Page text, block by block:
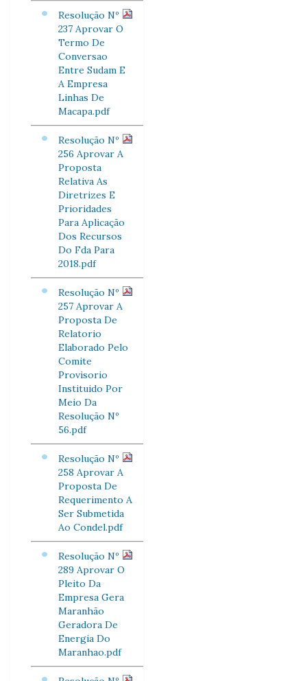
Resolução Nº
237 Aprovar O
Termo De
Conversao
Entre Sudam E
A Empresa
Linhas De
Macapa.pdf
Resolução Nº
256 Aprovar A
Proposta
Relativa As
Diretrizes E
Prioridades
Para Aplicação
Dos Recursos
Do Fda Para
2018.pdf
Resolução Nº
257 Aprovar A
Proposta De
Relatorio
Elaborado Pelo
Comite
Provisorio
Instituido Por
Meio Da
Resolução Nº
56.pdf
Resolução Nº
258 Aprovar A
Proposta De
Requerimento A
Ser Submetida
Ao Condel.pdf
Resolução Nº
289 Aprovar O
Pleito Da
Empresa Gera
Maranhão
Geradora De
Energia Do
Maranhao.pdf